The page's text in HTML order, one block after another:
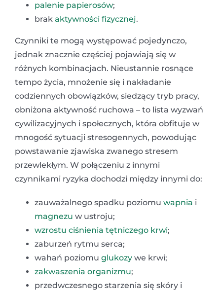
palenie papierosów;
brak aktywności fizycznej.
Czynniki te mogą występować pojedynczo,
jednak znacznie częściej pojawiają się w
różnych kombinacjach. Nieustannie rosnące
tempo życia, mnożenie się i nakładanie
codziennych obowiązków, siedzący tryb pracy,
obniżona aktywność ruchowa – to lista wyzwań
cywilizacyjnych i społecznych, która obfituje w
mnogość sytuacji stresogennych, powodując
powstawanie zjawiska zwanego stresem
przewlekłym. W połączeniu z innymi
czynnikami ryzyka dochodzi między innymi do:
zauważalnego spadku poziomu wapnia i
magnezu w ustroju;
wzrostu ciśnienia tętniczego krwi;
zaburzeń rytmu serca;
wahań poziomu glukozy we krwi;
zakwaszenia organizmu;
przedwczesnego starzenia się skóry i